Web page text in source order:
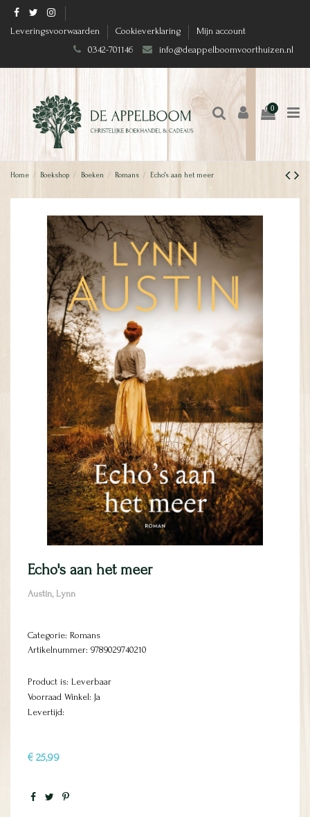
Leveringsvoorwaarden Cookieverklaring
Mijn account
0342-701146
info@deappelboomvoorthuizen.nl
0
Home Boekshop Boeken Romans Echo's aan het meer
Echo's aan het meer
Austin, Lynn
Categorie: Romans
Artikelnummer: 9789029740210
Product is: Leverbaar
Voorraad Winkel: Ja
Levertijd:
€ 25,99